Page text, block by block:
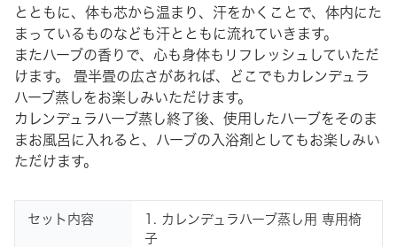
とともに、体も芯から温まり、汗をかくことで、体内にた
まっているものなども汗とともに流れていきます。
またハーブの香りで、心も身体もリフレッシュしていただ
けます。 畳半畳の広さがあれば、どこでもカレンデュラ
ハーブ蒸しをお楽しみいただけます。
カレンデュラハーブ蒸し終了後、使用したハーブをそのま
まお風呂に入れると、ハーブの入浴剤としてもお楽しみい
ただけます。
セット内容
1. カレンデュラハーブ蒸し用 専用椅
子